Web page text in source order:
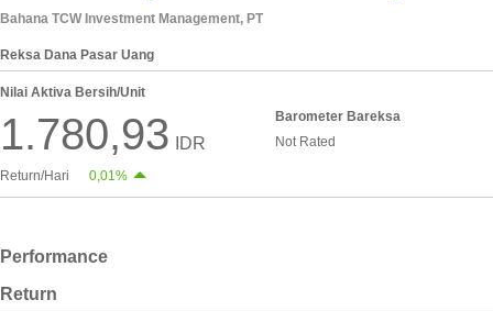
Bahana TCW Investment Management, PT
Reksa Dana Pasar Uang
Nilai Aktiva Bersih/Unit
1.780,93 IDR
Barometer Bareksa
Not Rated
Return/Hari 0,01%
Performance
Return